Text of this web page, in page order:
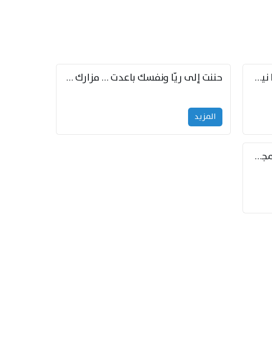
فصبرا في مجال الموت صبرا … فما نيل الخلود بمستطاع حننت إلى ريّا ونفسك باعدت … مزارك من ريّا وشعباكما معا
المزید
إنّ أباها وأبا أباها … قد بلغا في المجد غايتاها